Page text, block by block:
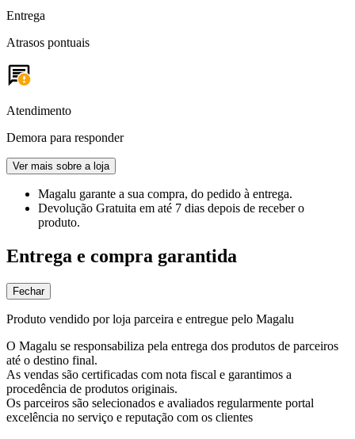
Entrega
Atrasos pontuais
Atendimento
Demora para responder
Ver mais sobre a loja
Magalu garante a sua compra, do pedido à entrega.
Devolução Gratuita em até 7 dias depois de receber o
produto.
Entrega e compra garantida
Fechar
Produto vendido por loja parceira e entregue pelo Magalu
O Magalu se responsabiliza pela entrega dos produtos de parceiros
até o destino final.
As vendas são certificadas com nota fiscal e garantimos a
procedência de produtos originais.
Os parceiros são selecionados e avaliados regularmente portal
excelência no serviço e reputação com os clientes